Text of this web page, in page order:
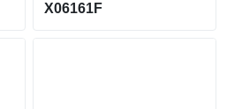
X06161F